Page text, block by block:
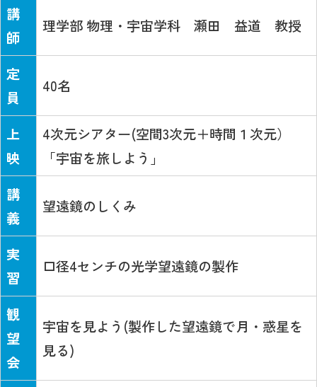
講
師
理学部 物理・宇宙学科 瀬田 益道 教授
定
員
40名
上
映
4次元シアター(空間3次元＋時間１次元）
「宇宙を旅しよう」
講
義
望遠鏡のしくみ
実
習
口径4センチの光学望遠鏡の製作
観
望
会
宇宙を見よう(製作した望遠鏡で月・惑星を
見る)